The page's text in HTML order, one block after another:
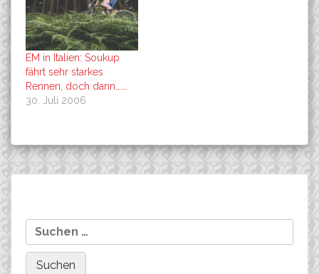
EM in Italien: Soukup
fährt sehr starkes
Rennen, doch dann…….
30. Juli 2006